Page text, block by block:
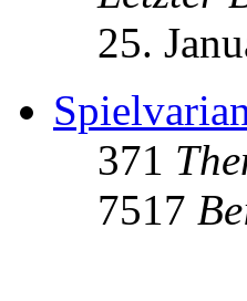
25.
371
7517